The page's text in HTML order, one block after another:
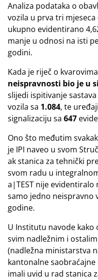
Analiza podataka o
vozila u prva tri
ukupno evidentirano
manje u odnosi na isti
godini.
Kada je riječ o
neispravnosti bio je u
slijedi ispitivanje
vozila sa 1.084, te
signalizaciju sa 647
Ono što međutim
je IPI naveo u svom
ak stanica za tehnički
svom radu u
a|TEST nije
samo jedno neispravno
godine.
U Institutu navode
svim nadležnim i
(nadležna ministarstva
kantonalne
imali uvid u rad stanica